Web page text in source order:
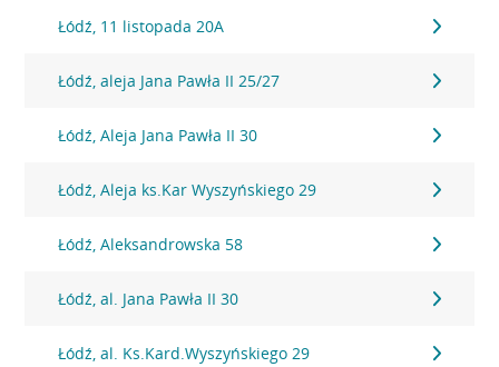
Łódź, 11 listopada 20A
Łódź, aleja Jana Pawła II 25/27
Łódź, Aleja Jana Pawła II 30
Łódź, Aleja ks.Kar Wyszyńskiego 29
Łódź, Aleksandrowska 58
Łódź, al. Jana Pawła II 30
Łódź, al. Ks.Kard.Wyszyńskiego 29